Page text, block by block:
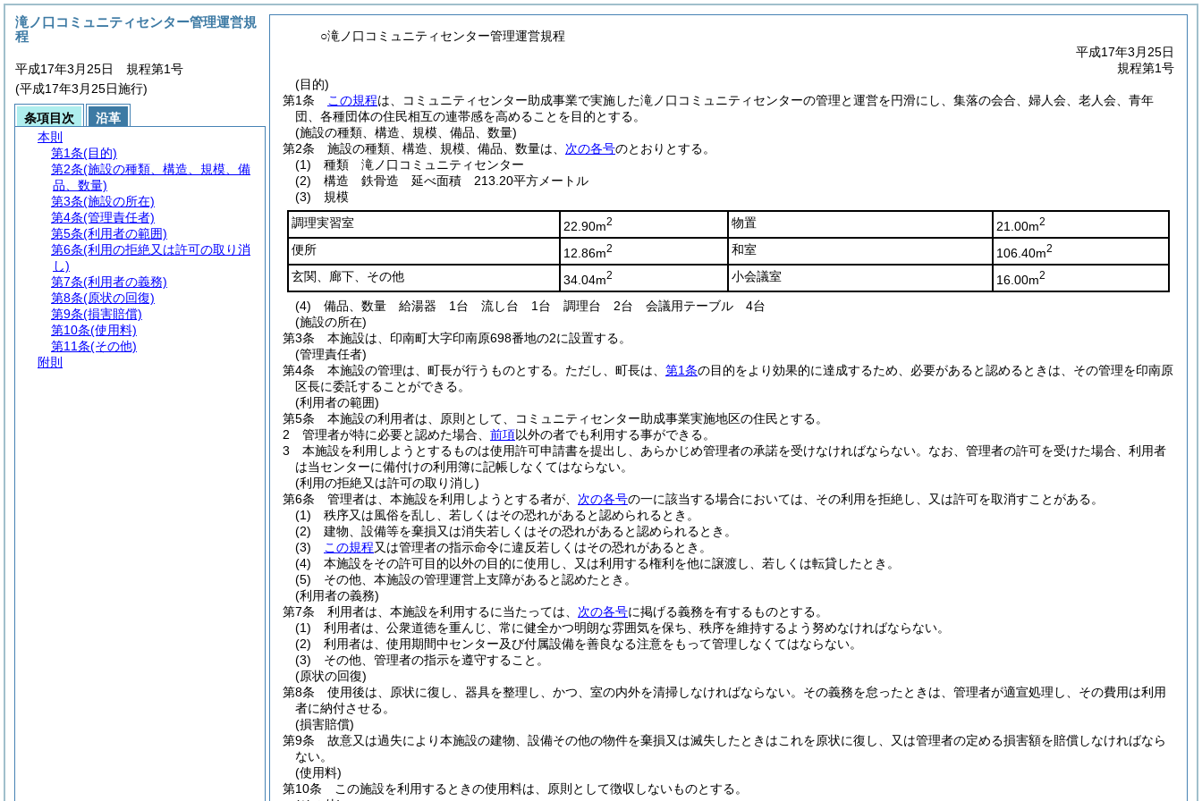
○滝ノ口コミュニティセンター管理運営規程
平成17年3月25日
規程第1号
(目的)
第1条
この規程は、コミュニティセンター助成事業で実施した滝ノ口コミュニティセンターの管理と運営を円滑にし、集落の会合、婦人会、老人会、青年
団、各種団体の住民相互の連帯感を高めることを目的とする。
(施設の種類、構造、規模、備品、数量)
第2条
施設の種類、構造、規模、備品、数量は、 次の各号のとおりとする。
(1)
種類 滝ノ口コミュニティセンター
(2)
構造 鉄骨造 延べ面積 213.20平方メートル
(3)
規模
調理実習室
22.90m2 物置 21.00m2
便所 12.86m2 和室 106.40m2
玄関、廊下、その他 34.04m2 小会議室 16.00m2
(4)
備品、数量 給湯器 1台 流し台 1台 調理台 2台 会議用テーブル 4台
(施設の所在)
第3条
本施設は、印南町大字印南原698番地の2に設置する。
(管理責任者)
第4条
本施設の管理は、町長が行うものとする。 ただし、町長は、 第1条の目的をより効果的に達成するため、必要があると認めるときは、その管理を印南原
区長に委託することができる。
(利用者の範囲)
第5条
本施設の利用者は、原則として、コミュニティセンター助成事業実施地区の住民とする。
2
管理者が特に必要と認めた場合、 前項以外の者でも利用する事ができる。
3
本施設を利用しようとするものは使用許可申請書を提出し、あらかじめ管理者の承諾を受けなければならない。 なお、管理者の許可を受けた場合、利用者
は当センターに備付けの利用簿に記帳しなくてはならない。
(利用の拒絶又は許可の取り消し)
第6条
管理者は、本施設を利用しようとする者が、 次の各号の一に該当する場合においては、その利用を拒絶し、又は許可を取消すことがある。
(1)
秩序又は風俗を乱し、若しくはその恐れがあると認められるとき。
(2)
建物、設備等を棄損又は消失若しくはその恐れがあると認められるとき。
(3)
この規程又は管理者の指示命令に違反若しくはその恐れがあるとき。
(4)
本施設をその許可目的以外の目的に使用し、又は利用する権利を他に譲渡し、若しくは転貸したとき。
(5)
その他、本施設の管理運営上支障があると認めたとき。
(利用者の義務)
第7条
利用者は、本施設を利用するに当たっては、 次の各号に掲げる義務を有するものとする。
(1)
利用者は、公衆道徳を重んじ、常に健全かつ明朗な雰囲気を保ち、秩序を維持するよう努めなければならない。
(2)
利用者は、使用期間中センター及び付属設備を善良なる注意をもって管理しなくてはならない。
(3)
その他、管理者の指示を遵守すること。
(原状の回復)
第8条
使用後は、原状に復し、器具を整理し、かつ、室の内外を清掃しなければならない。 その義務を怠ったときは、管理者が適宣処理し、その費用は利用
者に納付させる。
(損害賠償)
第9条
故意又は過失により本施設の建物、設備その他の物件を棄損又は滅失したときはこれを原状に復し、又は管理者の定める損害額を賠償しなければなら
ない。
(使用料)
第10条
この施設を利用するときの使用料は、原則として徴収しないものとする。
滝ノ口コミュニティセンター管理運営規
程
平成17年3月25日 規程第1号
(平成17年3月25日施行)
条項目次
沿革
本則
第1条(目的)
第2条(施設の種類、構造、規模、備
品、数量)
第3条(施設の所在)
第4条(管理責任者)
第5条(利用者の範囲)
第6条(利用の拒絶又は許可の取り消
し)
第7条(利用者の義務)
第8条(原状の回復)
第9条(損害賠償)
第10条(使用料)
第11条(その他)
附則